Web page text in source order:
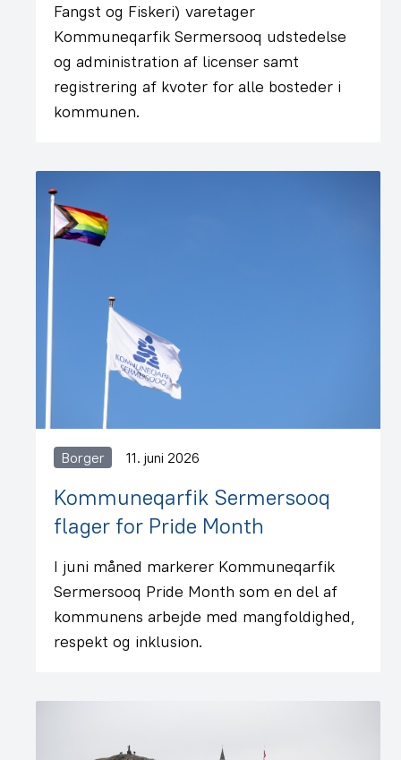
Fangst og Fiskeri) varetager
Kommuneqarfik Sermersooq udstedelse
og administration af licenser samt
registrering af kvoter for alle bosteder i
kommunen.
Borger 11. juni 2026
Kommuneqarfik Sermersooq
flager for Pride Month
I juni måned markerer Kommuneqarfik
Sermersooq Pride Month som en del af
kommunens arbejde med mangfoldighed,
respekt og inklusion.